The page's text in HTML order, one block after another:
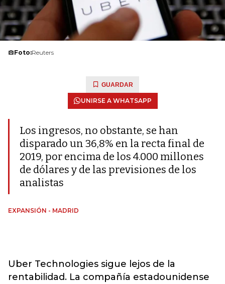
Foto:Reuters
GUARDAR
UNIRSE A WHATSAPP
Los ingresos, no obstante, se han
disparado un 36,8% en la recta final de
2019, por encima de los 4.000 millones
de dólares y de las previsiones de los
analistas
EXPANSIÓN - MADRID
Uber Technologies sigue lejos de la
rentabilidad. La compañía estadounidense